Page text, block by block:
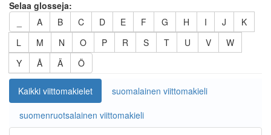
Selaa glosseja:
A B C D E F G H I J
K
L
M N O P R S T U V
W
Y
Å Ä Ö
Kaikki viittomakielet
suomalainen viittomakieli
suomenruotsalainen viittomakieli